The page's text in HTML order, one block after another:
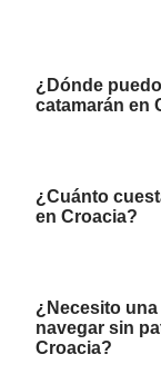
¿Dónde
catamarán en
¿Cuánto
en Croacia?
¿Necesito
navegar sin
Croacia?